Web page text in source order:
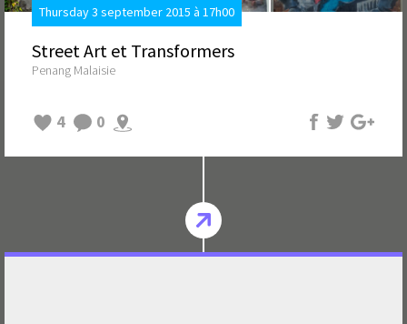
Thursday 3 september 2015 à 17h00
Street Art et Transformers
Penang Malaisie
4 0